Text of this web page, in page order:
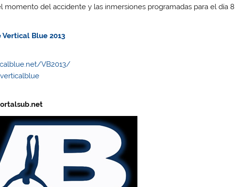
momento del accidente y las inmersiones programadas para el día 8
Blue 2013
VB2013/